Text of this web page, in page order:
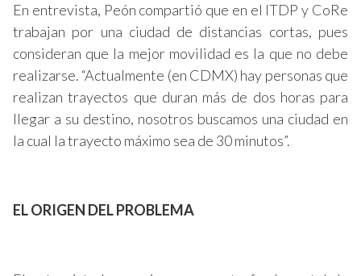
En entrevista, Peón compartió que en el ITDP y CoRe
trabajan por una ciudad de distancias cortas, pues
consideran que la mejor movilidad es la que no debe
realizarse. “Actualmente (en CDMX) hay personas que
realizan trayectos que duran más de dos horas para
llegar a su destino, nosotros buscamos una ciudad en
la cual la trayecto máximo sea de 30 minutos”.
EL ORIGEN DEL PROBLEMA